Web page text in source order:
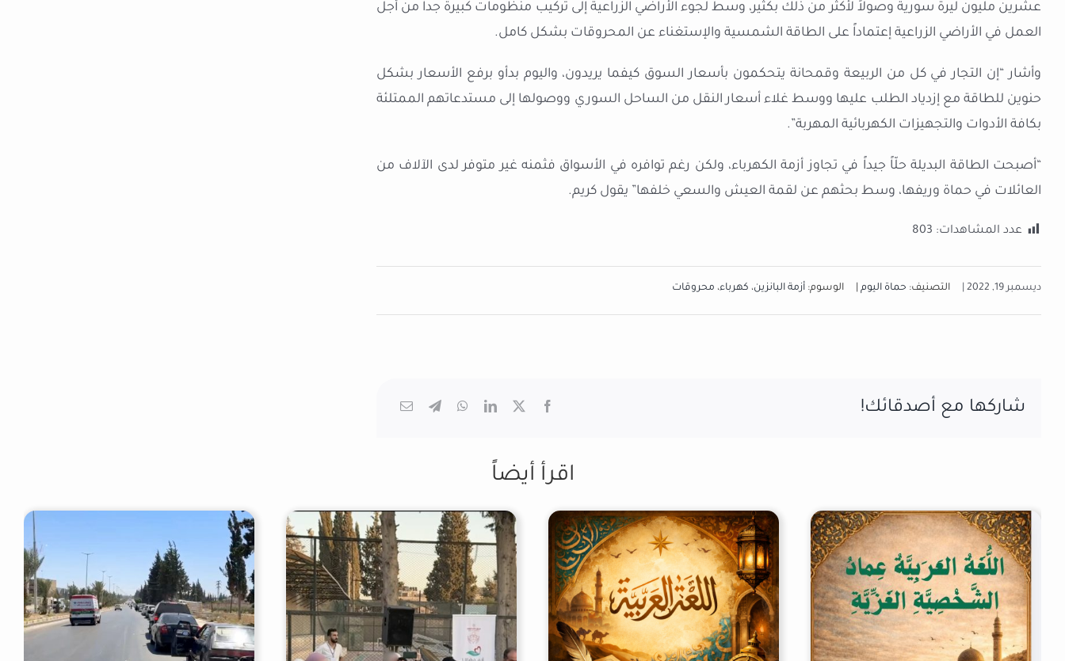
عشرين مليون ليرة سورية وصولاً لأكثر من ذلك بكثير، وسط لجوء الأراضي الزراعية إلى تركيب منظومات كبيرة جداً من أجل
العمل في الأراضي الزراعية إعتماداً على الطاقة الشمسية والإستغناء عن المحروقات بشكل كامل.
وأشار “إن التجار في كل من الربيعة وقمحانة يتحكمون بأسعار السوق كيفما يريدون، واليوم بدأو برفع الأسعار بشكل
حنوين للطاقة مع إزدياد الطلب عليها ووسط غلاء أسعار النقل من الساحل السوري ووصولها إلى مستدعاتهم الممتلئة
بكافة الأدوات والتجهيزات الكهربائية المهربة”.
“أصبحت الطاقة البديلة حلّاً جيداً في تجاوز أزمة الكهرباء، ولكن رغم توافره في الأسواق فثمنه غير متوفر لدى الآلاف من
العائلات في حماة وريفها، وسط بحثهم عن لقمة العيش والسعي خلفها” يقول كريم.
عدد المشاهدات: 803
ديسمبر 19, 2022 | التصنيف: حماة اليوم| الوسوم: أزمة البانزين، كهرباء، محروقات
شاركها مع أصدقائك!
اقرأ أيضاً